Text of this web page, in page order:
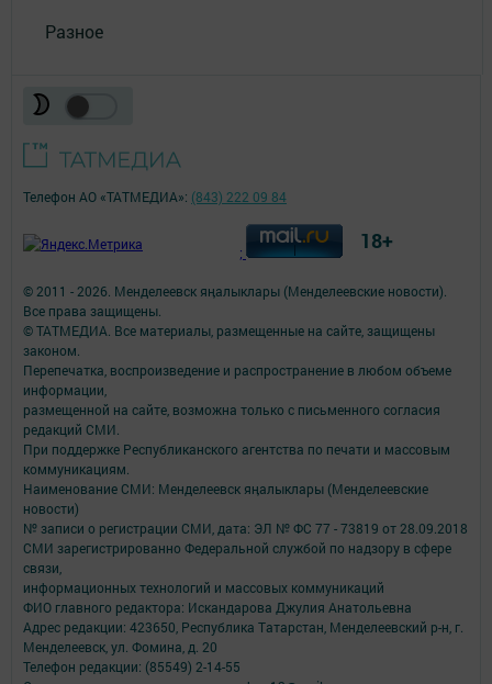
Разное
© 2011 - 2026. Менделеевск яӊалыклары (Менделеевские новости).
Все права защищены.
© ТАТМЕДИА. Все материалы, размещенные на сайте, защищены
законом.
Перепечатка, воспроизведение и распространение в любом объеме
информации,
размещенной на сайте, возможна только с письменного согласия
редакций СМИ.
При поддержке Республиканского агентства по печати и массовым
коммуникациям.
Наименование СМИ: Менделеевск яӊалыклары (Менделеевские
новости)
№ записи о регистрации СМИ, дата: ЭЛ № ФС 77 - 73819 от 28.09.2018
СМИ зарегистрированно Федеральной службой по надзору в сфере
связи,
информационных технологий и массовых коммуникаций
ФИО главного редактора: Искандарова Джулия Анатольевна
Адрес редакции: 423650, Республика Татарстан, Менделеевский р-н, г.
Менделеевск, ул. Фомина, д. 20
Телефон редакции: (85549) 2-14-55
Телефон АО «ТАТМЕДИА»: (843) 222 09 84
; 18+